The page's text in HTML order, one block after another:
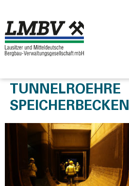
TUNNELROEHRE